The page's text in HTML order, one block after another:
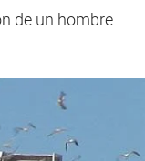
de un hombre